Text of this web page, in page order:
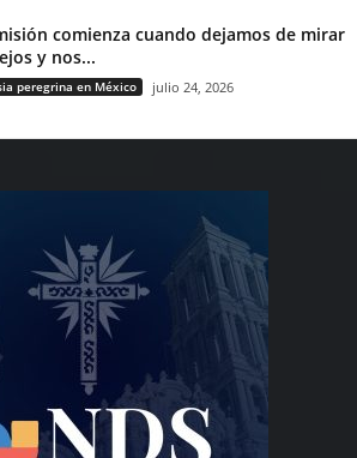
comienza cuando dejamos de mirar
y nos...
peregrina en México julio 24, 2026